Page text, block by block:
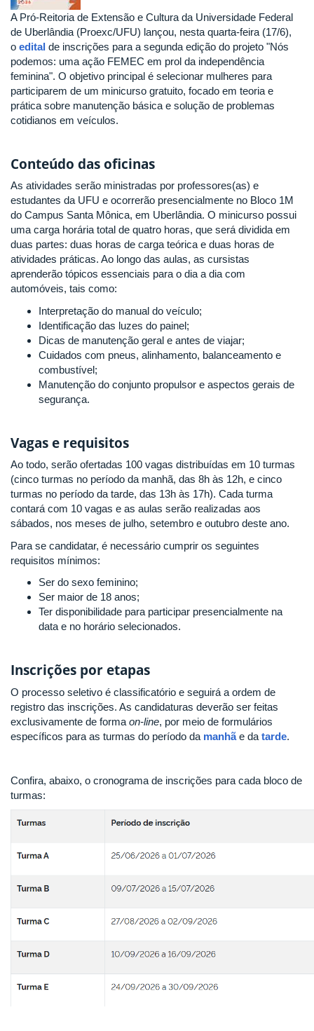
A Pró-Reitoria de Extensão e Cultura da Universidade Federal
de Uberlândia (Proexc/UFU) lançou, nesta quarta-feira (17/6),
o edital de inscrições para a segunda edição do projeto "Nós
podemos: uma ação FEMEC em prol da independência
feminina". O objetivo principal é selecionar mulheres para
participarem de um minicurso gratuito, focado em teoria e
prática sobre manutenção básica e solução de problemas
cotidianos em veículos.
Conteúdo das oficinas
As atividades serão ministradas por professores(as) e
estudantes da UFU e ocorrerão presencialmente no Bloco 1M
do Campus Santa Mônica, em Uberlândia. O minicurso possui
uma carga horária total de quatro horas, que será dividida em
duas partes: duas horas de carga teórica e duas horas de
atividades práticas. Ao longo das aulas, as cursistas
aprenderão tópicos essenciais para o dia a dia com
automóveis, tais como:
Interpretação do manual do veículo;
Identificação das luzes do painel;
Dicas de manutenção geral e antes de viajar;
Cuidados com pneus, alinhamento, balanceamento e
combustível;
Manutenção do conjunto propulsor e aspectos gerais de
segurança.
Vagas e requisitos
Ao todo, serão ofertadas 100 vagas distribuídas em 10 turmas
(cinco turmas no período da manhã, das 8h às 12h, e cinco
turmas no período da tarde, das 13h às 17h). Cada turma
contará com 10 vagas e as aulas serão realizadas aos
sábados, nos meses de julho, setembro e outubro deste ano.
Para se candidatar, é necessário cumprir os seguintes
requisitos mínimos:
Ser do sexo feminino;
Ser maior de 18 anos;
Ter disponibilidade para participar presencialmente na
data e no horário selecionados.
Inscrições por etapas
O processo seletivo é classificatório e seguirá a ordem de
registro das inscrições. As candidaturas deverão ser feitas
exclusivamente de forma on-line, por meio de formulários
específicos para as turmas do período da manhã e da tarde.
Confira, abaixo, o cronograma de inscrições para cada bloco de
turmas: